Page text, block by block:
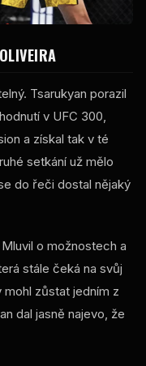
Tsarukyan porazil
v UFC 300,
a získal tak v té
setkání už mělo
do řeči dostal nějaký
o možnostech a
stále čeká na svůj
zůstat jedním z
dal jasně najevo, že